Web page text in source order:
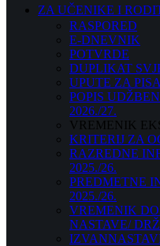
ZA UČENIKE I
RASPORED
E-DNEVNIK
POTVRDE
DUPLIKAT
UPUTE ZA
POPIS
2026./27.
VREMENIK
KRITERIJ ZA
RAZREDNE
2025./26.
PREDMETNE
2025./26.
VREMENIK
NASTAVE/